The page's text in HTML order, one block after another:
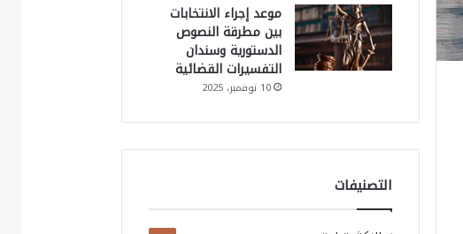
موعد إجراء الانتخابات
بين مطرقة النصوص
الدستورية وسندان
التفسيرات القضائية
10 نوفمبر، 2025
التصنيفات